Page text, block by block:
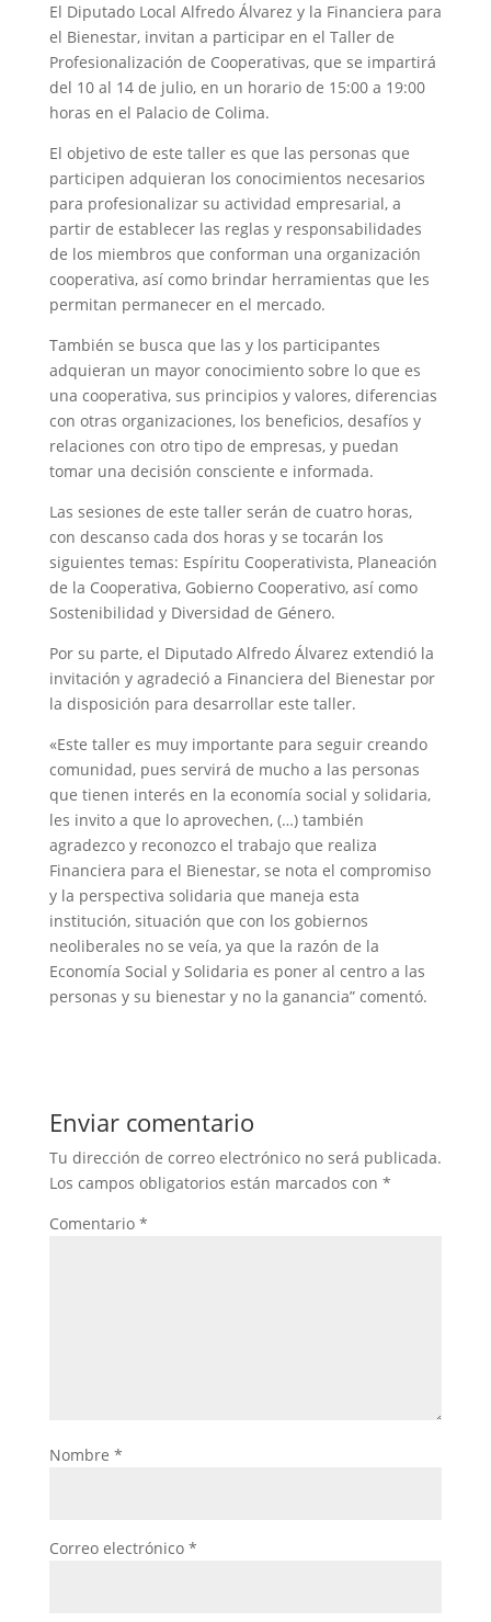
El Diputado Local Alfredo Álvarez y la Financiera para
el Bienestar, invitan a participar en el Taller de
Profesionalización de Cooperativas, que se impartirá
del 10 al 14 de julio, en un horario de 15:00 a 19:00
horas en el Palacio de Colima.
El objetivo de este taller es que las personas que
participen adquieran los conocimientos necesarios
para profesionalizar su actividad empresarial, a
partir de establecer las reglas y responsabilidades
de los miembros que conforman una organización
cooperativa, así como brindar herramientas que les
permitan permanecer en el mercado.
También se busca que las y los participantes
adquieran un mayor conocimiento sobre lo que es
una cooperativa, sus principios y valores, diferencias
con otras organizaciones, los beneficios, desafíos y
relaciones con otro tipo de empresas, y puedan
tomar una decisión consciente e informada.
Las sesiones de este taller serán de cuatro horas,
con descanso cada dos horas y se tocarán los
siguientes temas: Espíritu Cooperativista, Planeación
de la Cooperativa, Gobierno Cooperativo, así como
Sostenibilidad y Diversidad de Género.
Por su parte, el Diputado Alfredo Álvarez extendió la
invitación y agradeció a Financiera del Bienestar por
la disposición para desarrollar este taller.
«Este taller es muy importante para seguir creando
comunidad, pues servirá de mucho a las personas
que tienen interés en la economía social y solidaria,
les invito a que lo aprovechen, (…) también
agradezco y reconozco el trabajo que realiza
Financiera para el Bienestar, se nota el compromiso
y la perspectiva solidaria que maneja esta
institución, situación que con los gobiernos
neoliberales no se veía, ya que la razón de la
Economía Social y Solidaria es poner al centro a las
personas y su bienestar y no la ganancia” comentó.
Enviar comentario
Tu dirección de correo electrónico no será publicada.
Los campos obligatorios están marcados con *
Comentario *
Nombre *
Correo electrónico *